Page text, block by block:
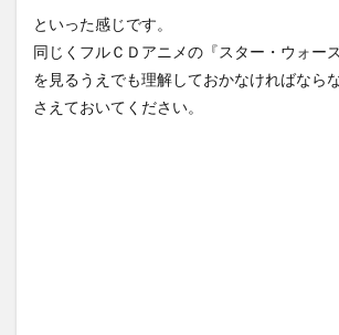
といった感じです。
同じくフルＣＤアニメの『スター・ウォー
を見るうえでも理解しておかなければなら
さえておいてください。